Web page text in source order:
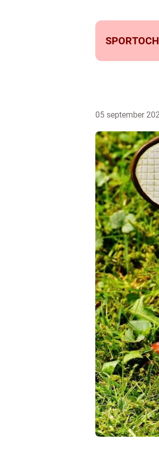
05 september